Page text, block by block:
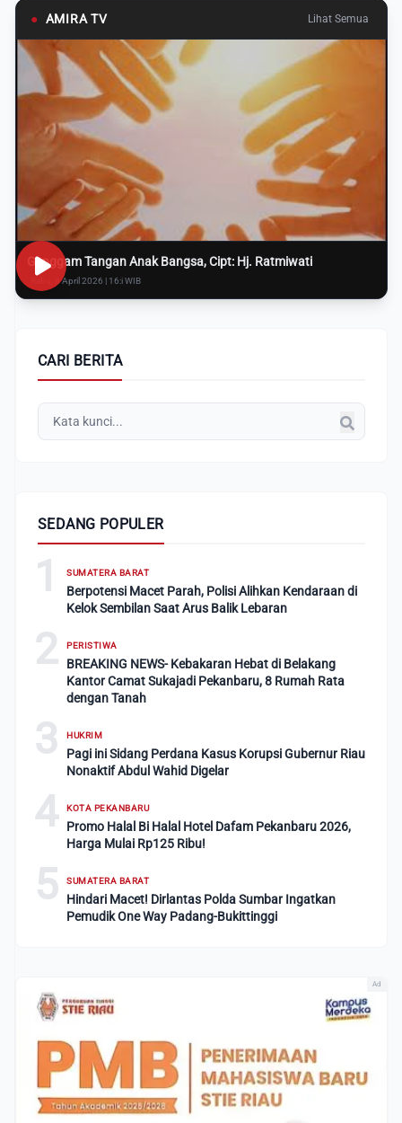
● AMIRA TV Lihat Semua
Genggam Tangan Anak Bangsa, Cipt: Hj. Ratmiwati
Rabu, 8 April 2026 | 16:i WIB
CARI BERITA
SEDANG POPULER
1 SUMATERA BARAT
Berpotensi Macet Parah, Polisi Alihkan Kendaraan di
Kelok Sembilan Saat Arus Balik Lebaran
2 PERISTIWA
BREAKING NEWS- Kebakaran Hebat di Belakang
Kantor Camat Sukajadi Pekanbaru, 8 Rumah Rata
dengan Tanah
3 HUKRIM
Pagi ini Sidang Perdana Kasus Korupsi Gubernur Riau
Nonaktif Abdul Wahid Digelar
4 KOTA PEKANBARU
Promo Halal Bi Halal Hotel Dafam Pekanbaru 2026,
Harga Mulai Rp125 Ribu!
5 SUMATERA BARAT
Hindari Macet! Dirlantas Polda Sumbar Ingatkan
Pemudik One Way Padang-Bukittinggi
Ad